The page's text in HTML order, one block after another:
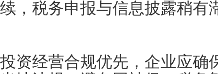
续，税务申报与信息披露稍有
投资经营合规优先，企业应确